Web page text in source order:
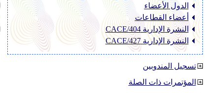
الدول الأعضاء
أعضاء القطاعات
النشرة الإدارية CACE/404
النشرة الإدارية CACE/427
تسجيل المندوبين
المؤتمرات ذات الصلة